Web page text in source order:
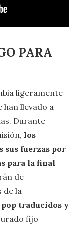
PARA
ligeramente
han llevado a
Durante
los
sus fuerzas por
para la final
de
de la
traducidos y
fijo